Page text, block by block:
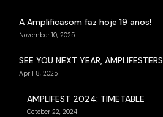
A Amplificasom faz hoje 19 anos!
November 10, 2025
SEE YOU NEXT YEAR, AMPLIFESTERS
April 8, 2025
AMPLIFEST 2024: TIMETABLE
October 22, 2024